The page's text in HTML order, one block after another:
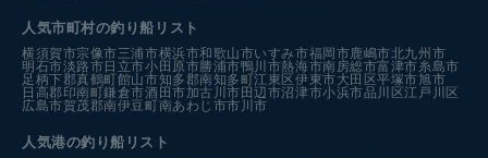
人気市町村の釣り船リスト
横須賀市宗像市三浦市横浜市和歌山市いすみ市福岡市鹿嶋市北九州市
明石市淡路市日立市小田原市勝浦市鴨川市熱海市南房総市富津市糸島市
足柄下郡真鶴町館山市知多郡南知多町江東区伊東市大田区平塚市旭市
日高郡印南町鎌倉市酒田市加古川市田辺市沼津市小浜市品川区江戸川区
広島市賀茂郡南伊豆町南あわじ市市川市
人気港の釣り船リスト